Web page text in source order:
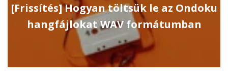
[Frissítés] Hogyan töltsük le az Ondoku
hangfájlokat WAV formátumban